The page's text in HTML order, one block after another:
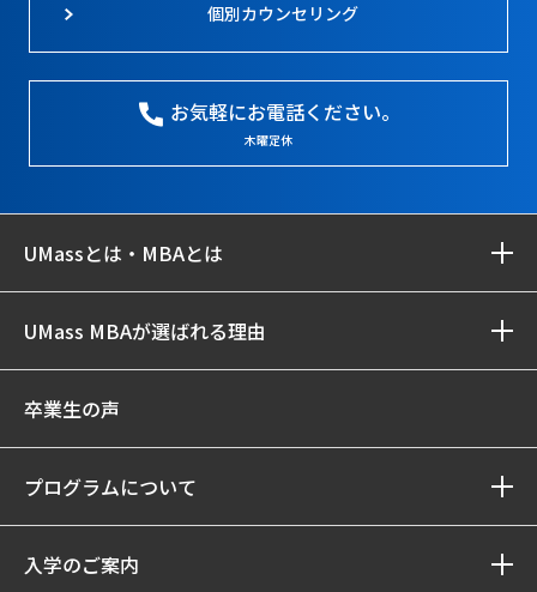
個別カウンセリング
お気軽にお電話ください。
木曜定休
UMassとは・MBAとは
UMass MBAが選ばれる理由
卒業生の声
プログラムについて
入学のご案内